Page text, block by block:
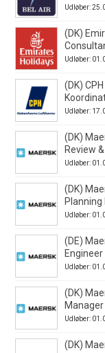
Udløber:
(DK)
Udløber:
(DK)
Udløber:
(DK)
Review
Udløber:
(DK)
Udløber:
(DE)
Engineer
Udløber:
(DK)
Manager
Udløber:
(DK)